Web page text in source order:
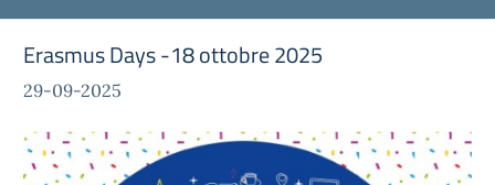
Erasmus Days -18 ottobre 2025
29-09-2025